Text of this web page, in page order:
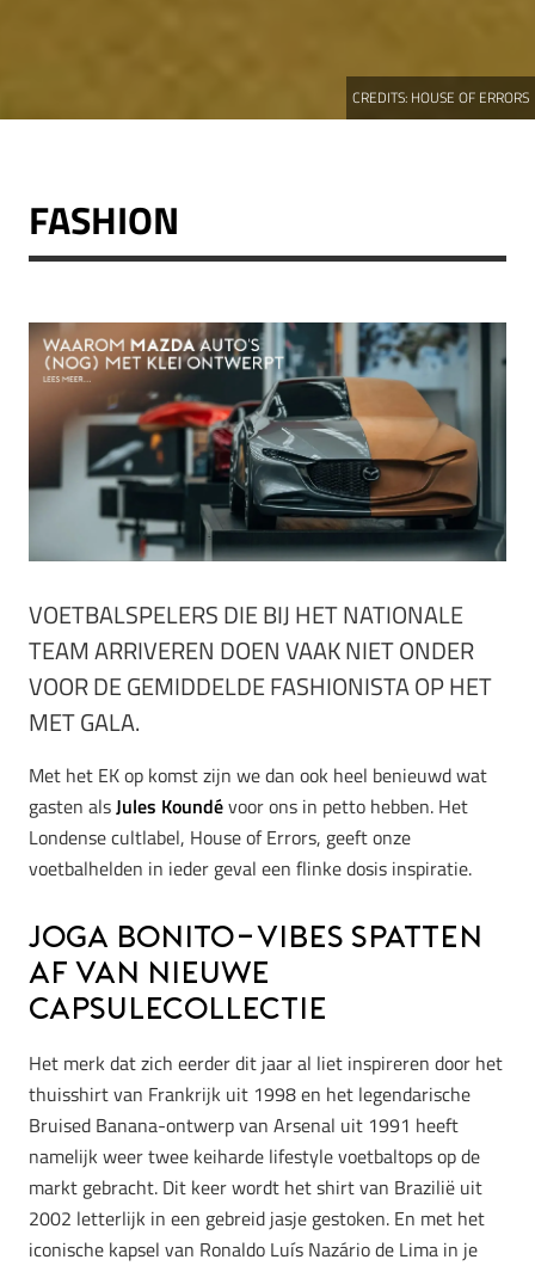
CREDITS: HOUSE OF ERRORS
FASHION
VOETBALSPELERS DIE BIJ HET NATIONALE
TEAM ARRIVEREN DOEN VAAK NIET ONDER
VOOR DE GEMIDDELDE FASHIONISTA OP HET
MET GALA.
Met het EK op komst zijn we dan ook heel benieuwd wat
gasten alsJules Koundévoor ons in petto hebben. Het
Londense cultlabel, House of Errors, geeft onze
voetbalhelden in ieder geval een flinke dosis inspiratie.
Joga Bonito-vibes spatten
af van nieuwe
capsulecollectie
Het merk dat zich eerder dit jaar al liet inspireren door het
thuisshirt van Frankrijk uit 1998 en het legendarische
Bruised Banana-ontwerp van Arsenal uit 1991 heeft
namelijk weer twee keiharde lifestyle voetbaltops op de
markt gebracht. Dit keer wordt het shirt van Brazilië uit
2002 letterlijk in een gebreid jasje gestoken. En met het
iconische kapsel van Ronaldo Luís Nazário de Lima in je